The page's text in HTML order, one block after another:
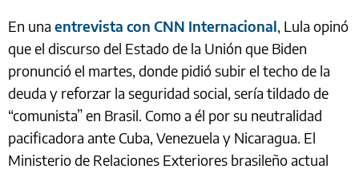
En una entrevista con CNN Internacional, Lula opinó
que el discurso del Estado de la Unión que Biden
pronunció el martes, donde pidió subir el techo de la
deuda y reforzar la seguridad social, sería tildado de
“comunista” en Brasil. Como a él por su neutralidad
pacificadora ante Cuba, Venezuela y Nicaragua. El
Ministerio de Relaciones Exteriores brasileño actual